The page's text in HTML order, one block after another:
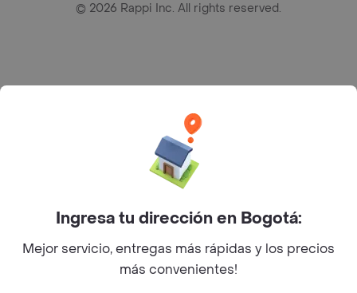
© 2026 Rappi Inc. All rights reserved.
Bogotá D.C. --- notificacionesrappi@rappi.com
Ingresa tu dirección en Bogotá:
Mejor servicio, entregas más rápidas y los precios
más convenientes!